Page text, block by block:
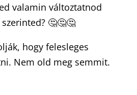
valamin változtatnod
🤔🤔🤔
hogy felesleges
Nem old meg semmit.